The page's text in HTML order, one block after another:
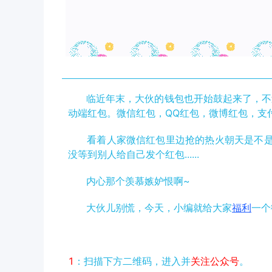
临近年末，大伙的钱包也开始鼓起来了，不
动端红包。微信红包，QQ红包，微博红包，
看着人家微信红包里边抢的热火朝天是不
没等到别人给自己发个红包......
内心那个羡慕嫉妒恨啊~
大伙儿别慌， 今天，小编就给大家福利一
1 ：扫描下方二维码，进入并关注公众号。